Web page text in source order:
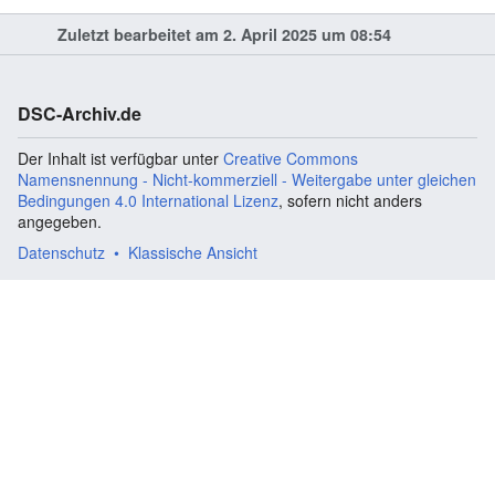
Zuletzt bearbeitet am 2. April 2025 um 08:54
DSC-Archiv.de
Der Inhalt ist verfügbar unter Creative Commons
Namensnennung - Nicht-kommerziell - Weitergabe unter gleichen
Bedingungen 4.0 International Lizenz, sofern nicht anders
angegeben.
Datenschutz
Klassische Ansicht